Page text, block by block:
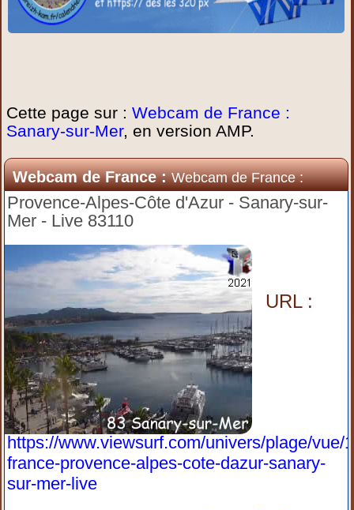
Cette page sur :Webcam de France :
Sanary-sur-Mer, en version AMP.
Webcam de France :Webcam de France :
Sanary-sur-Mer
Provence-Alpes-Côte d'Azur - Sanary-sur-
Mer - Live 83110
URL :
https://www.viewsurf.com/univers/plage/vue/
france-provence-alpes-cote-dazur-sanary-
sur-mer-live